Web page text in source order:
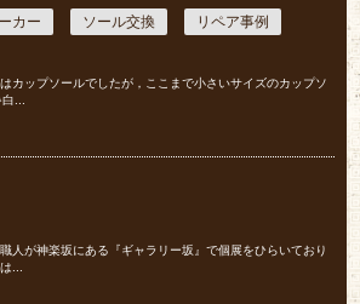
カー ソール交換 リペア事例
カップソールでしたが，ここまで小さいサイズのカップソ
...
人が神楽坂にある『ギャラリー坂』で個展をひらいており
...